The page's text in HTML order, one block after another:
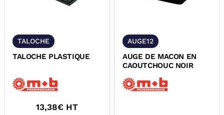
TALOCHE
TALOCHE PLASTIQUE
13,38€ HT
AUGE12
AUGE DE MACON EN
CAOUTCHOUC NOIR